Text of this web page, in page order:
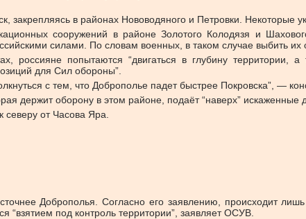
в районах Нововодяного и Петровки. Некоторые
сооружений в районе Золотого Колодязя и
силами. По словам военных, в таком случае выбить их
россияне попытаются “двигаться в глубину территории,
для Сил обороны”.
с тем, что Доброполье падет быстрее Покровска”, —
держит оборону в этом районе, подаёт “наверх” искаженные
от Часова Яра.
Доброполья. Согласно его заявлению, происходит
“взятием под контроль территории”, заявляет ОСУВ.